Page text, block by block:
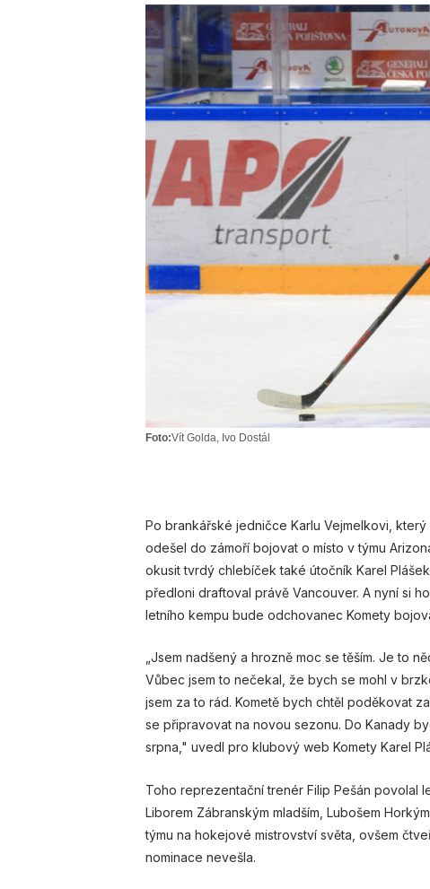
Foto:Vít Golda, Ivo Dostál
Po brankářské jedničce Karlu Vejmelkovi,
odešel do zámoří bojovat o místo v týmu
okusit tvrdý chlebíček také útočník Karel
předloni draftoval právě Vancouver. A nyní si
letního kempu bude odchovanec Komety
„Jsem nadšený a hrozně moc se těším. Je to
Vůbec jsem to nečekal, že bych se mohl v
jsem za to rád. Kometě bych chtěl poděkovat
se připravovat na novou sezonu. Do Kanady
srpna," uvedl pro klubový web Komety Karel
Toho reprezentační trenér Filip Pešán povolal
Liborem Zábranským mladším, Lubošem
týmu na hokejové mistrovství světa, ovšem
nominace nevešla.